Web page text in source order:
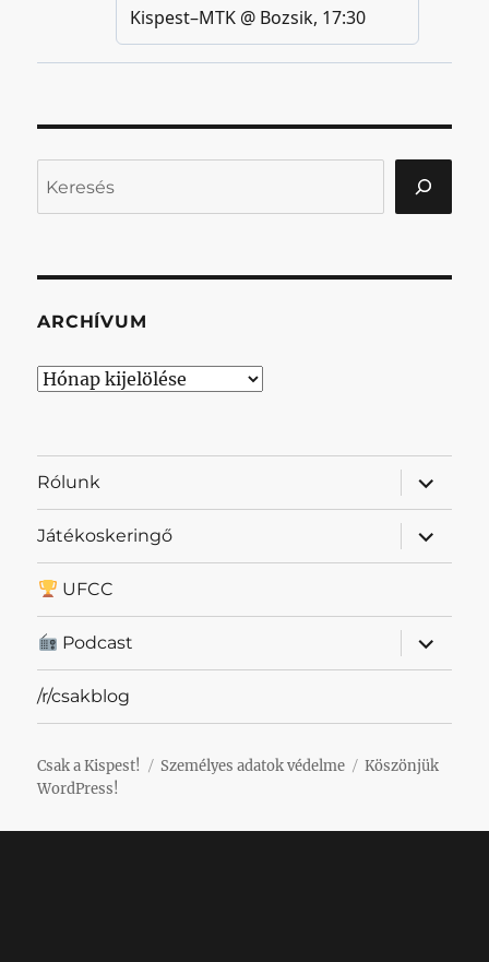
ARCHÍVUM
Archívum
Rólunk
almenü
Játékoskeringő
almenü
UFCC
Podcast
almenü
/r/csakblog
Csak a Kispest! Személyes adatok védelme
Köszönjük
WordPress!